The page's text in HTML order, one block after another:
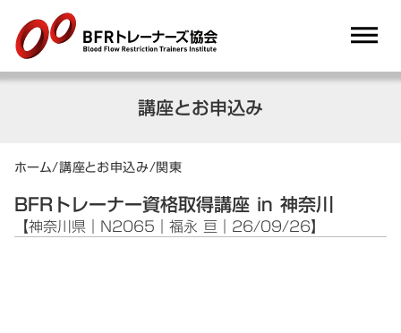
講座とお申込み
ホーム/講座とお申込み/関東
BFRトレーナー資格取得講座 in 神奈川
【神奈川県｜N2065｜福永 亘｜26/09/26】
dehaze